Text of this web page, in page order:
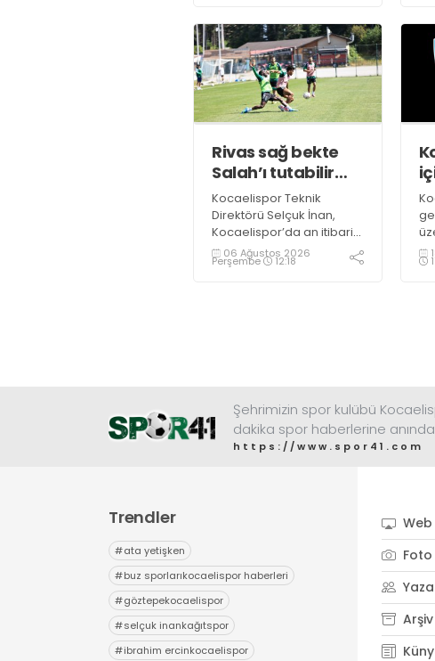
golcünün Gaziantep FK ile
söz kesecek.
Rivas sağ bekte
Salah’ı tutabilir
mi?
Kocaelispor Teknik
Direktörü Selçuk İnan,
Kocaelispor’da an itibari
ile Petkovic’ten sonra en
maliyetli futbolcu olan
06 Ağustos 2026
Perşembe 12:18
Şehrimizin spor kulübü
dakika spor haberlerine anında
https://www.spor41.com
Trendler
#ata yetişken
#buz sporlarıkocaelispor haberleri
#göztepekocaelispor
#selçuk inankağıtspor
#ibrahim ercinkocaelispor
Web
Arşiv